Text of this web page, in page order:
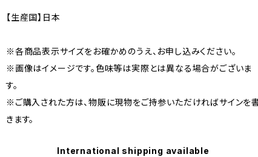
【生産国】日本
※各商品表示サイズをお確かめのうえ、お申し込みください。
※画像はイメージです。色味等は実際とは異なる場合がございま
す。
※ご購入された方は、物販に現物をご持参いただければサインを
きます。
International shipping available